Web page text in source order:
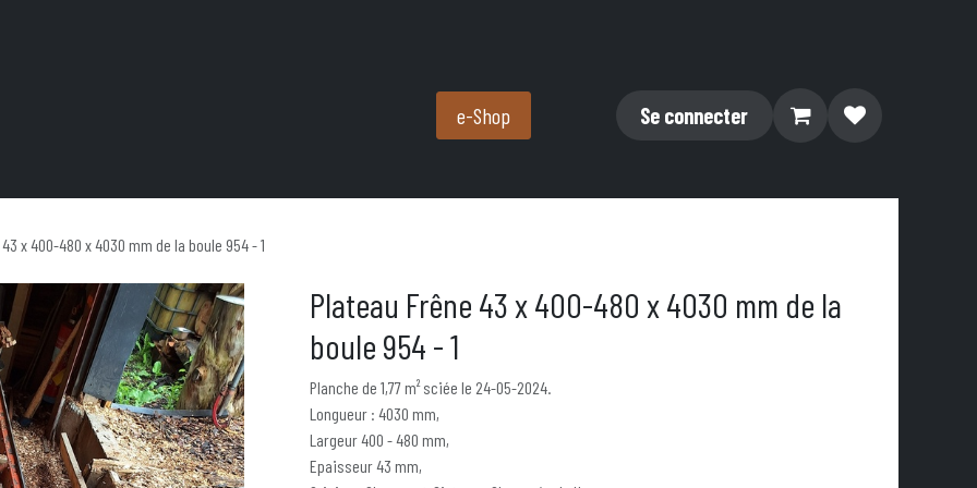
e-Shop Se connecter
x 400-480 x 4030 mm de la boule 954 - 1
Plateau Frêne 43 x 400-480 x 4030 mm de la
boule 954 - 1
Planche de 1,77 m² sciée le 24-05-2024.
Longueur : 4030 mm,
Largeur 400 - 480 mm,
Epaisseur 43 mm,